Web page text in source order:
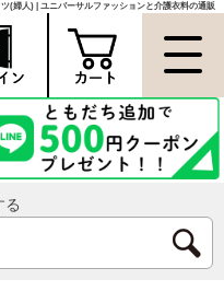
(婦人) | ユニバーサルファッションと介護衣料の通販
る